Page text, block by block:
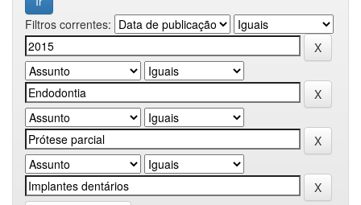
Filtros correntes: